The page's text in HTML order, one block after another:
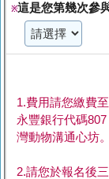
※這是您第幾次參
1.費用請您繳費
永豐銀行代碼
灣動物溝通心坊。
2.請您於報名後